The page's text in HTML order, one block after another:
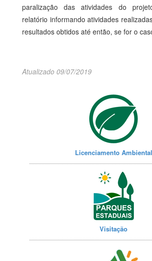
paralização das atividades do
relatório informando atividades
resultados obtidos até então, se for o
Atualizado 09/07/2019
Licenciamento Ambiental
Visitação